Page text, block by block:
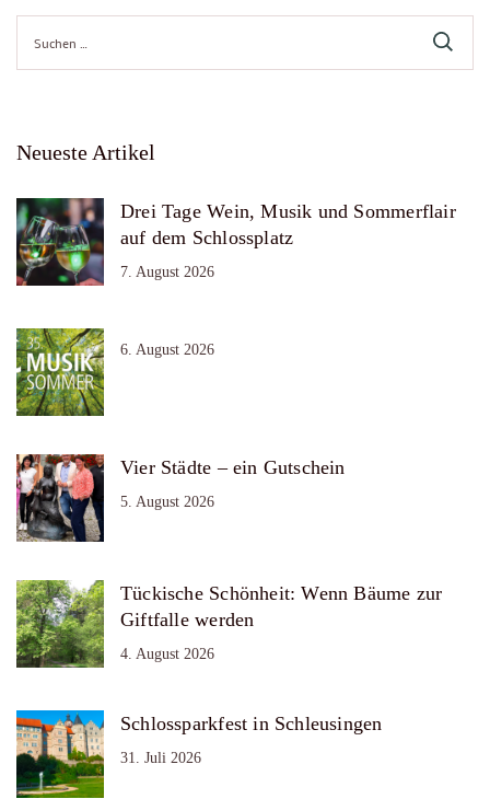
nach:
Neueste Artikel
Drei Tage Wein, Musik und Sommerflair
auf dem Schlossplatz
7. August 2026
6. August 2026
Vier Städte – ein Gutschein
5. August 2026
Tückische Schönheit: Wenn Bäume zur
Giftfalle werden
4. August 2026
Schlossparkfest in Schleusingen
31. Juli 2026